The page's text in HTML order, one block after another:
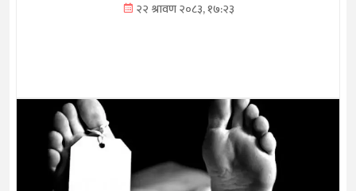
२२ श्रावण २०८३, १७:२३